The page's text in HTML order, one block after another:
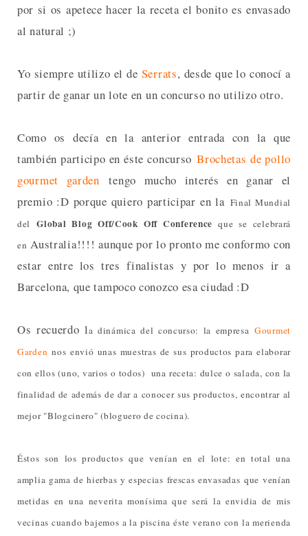
por si os apetece hacer la receta el bonito es envasado
al natural ;)
Yo siempre utilizo el de Serrats, desde que lo conocí a
partir de ganar un lote en un concurso no utilizo otro.
Como os decía en la anterior entrada con la que
también participo en éste concursoBrochetas de pollo
gourmet garden tengo mucho interés en ganar el
premio :D porque quiero participar en la Final Mundial
del
Global Blog Off/Cook Off Conferenceque se celebrará
en Australia!!!! aunque por lo pronto me conformo con
estar entre los tres finalistas y por lo menos ir a
Barcelona, que tampoco conozco esa ciudad :D
Os recuerdo la dinámica del concurso: la empresaGourmet
Garden nos envió unas muestras de sus productos para elaborar
con ellos (uno, varios o todos) una receta: dulce o salada, con la
finalidad de además de dar a conocer sus productos, encontrar al
mejor "Blogcinero" (bloguero de cocina).
Éstos son los productos que venían en el lote: en total una
amplia gama de hierbas y especias frescas envasadas que venían
metidas en una neverita monísima que será la envidia de mis
vecinas cuando bajemos a la piscina éste verano con la merienda